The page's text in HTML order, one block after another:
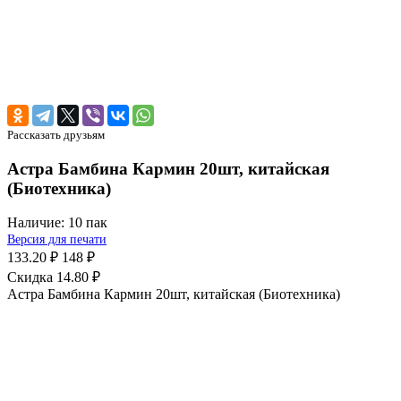
Рассказать друзьям
Астра Бамбина Кармин 20шт, китайская
(Биотехника)
Наличие: 10 пак
Версия для печати
133.20 ₽ 148 ₽
Скидка 14.80 ₽
Астра Бамбина Кармин 20шт, китайская (Биотехника)